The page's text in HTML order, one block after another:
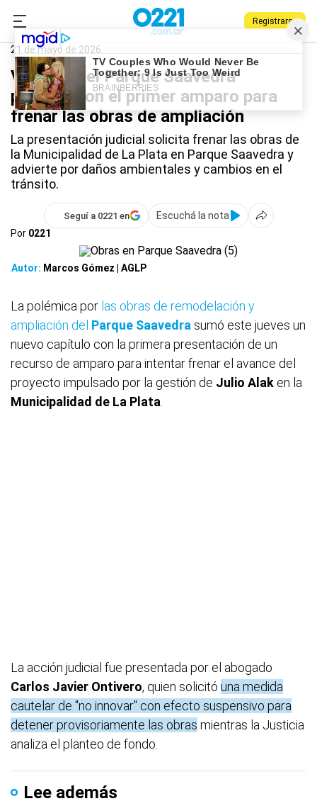
Registrarse
0221.com.ar
Parque Saavedra
21 de mayo de 2026
Vecinos del Parque Saavedra
presentaron el primer amparo para
frenar las obras de ampliación
La presentación judicial solicita frenar las obras de
la Municipalidad de La Plata en Parque Saavedra y
advierte por daños ambientales y cambios en el
tránsito.
Seguí a 0221 en
Escuchá la nota
Por 0221
Autor: Marcos Gómez | AGLP
La polémica por las obras de remodelación y
ampliación del Parque Saavedra sumó este jueves un
nuevo capítulo con la primera presentación de un
recurso de amparo para intentar frenar el avance del
proyecto impulsado por la gestión de Julio Alak en la
Municipalidad de La Plata
La acción judicial fue presentada por el abogado
Carlos Javier Ontivero, quien solicitó una medida
cautelar de "no innovar" con efecto suspensivo para
detener provisoriamente las obras mientras la Justicia
analiza el planteo de fondo.
Lee además